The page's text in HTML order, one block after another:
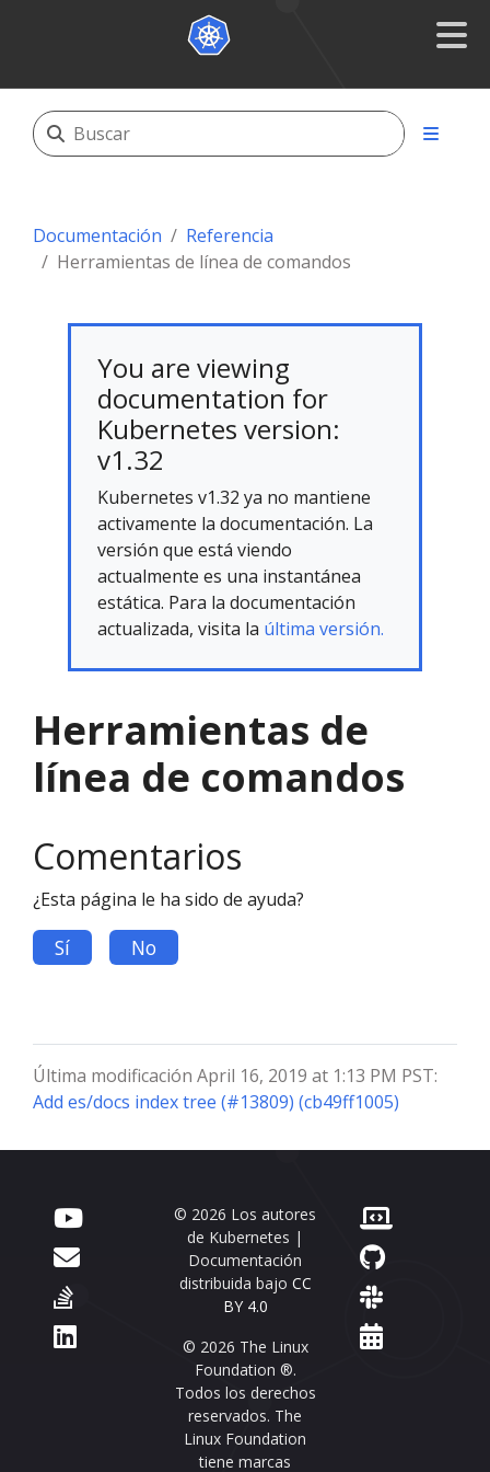
Documentación
Referencia
Herramientas de línea de comandos
You are viewing
documentation for
Kubernetes version:
v1.32
Kubernetes v1.32 ya no mantiene
activamente la documentación. La
versión que está viendo
actualmente es una instantánea
estática. Para la documentación
actualizada, visita la última versión.
Herramientas de
línea de comandos
Comentarios
¿Esta página le ha sido de ayuda?
Sí No
Última modificación April 16, 2019 at 1:13 PM PST:
Add es/docs index tree (#13809) (cb49ff1005)
© 2026 Los autores
de Kubernetes |
Documentación
distribuida bajo CC
BY 4.0
© 2026 The Linux
Foundation ®.
Todos los derechos
reservados. The
Linux Foundation
tiene marcas